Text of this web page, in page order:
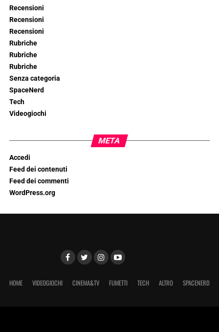
Recensioni
Recensioni
Recensioni
Rubriche
Rubriche
Rubriche
Senza categoria
SpaceNerd
Tech
Videogiochi
META
Accedi
Feed dei contenuti
Feed dei commenti
WordPress.org
HOME VIDEOGIOCHI CINEMA&TV FUMETTI TECH ALTRO SPACENERD